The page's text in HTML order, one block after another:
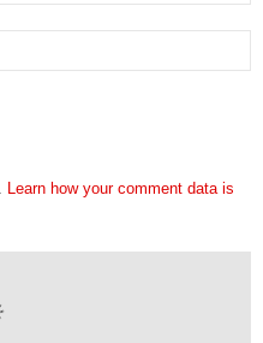
Learn how your comment data is